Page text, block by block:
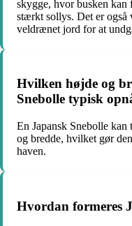
skygge, hvor busken kan
stærkt sollys. Det er også
veldrænet jord for at
Hvilken højde og
Snebolle typisk
En Japansk Snebolle
og bredde, hvilket gør
haven.
Hvordan formeres